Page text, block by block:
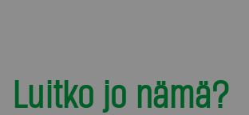
Luitko jo nämä?